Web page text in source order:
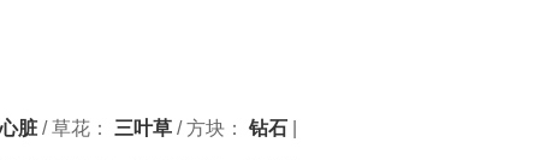
心脏 / 草花： 三叶草 / 方块： 钻石